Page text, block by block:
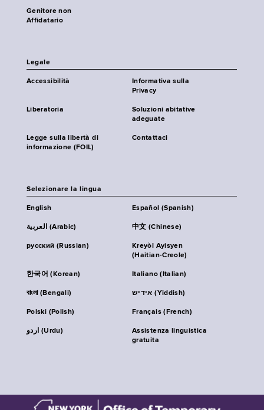
Genitore non
Affidatario
Legale
Accessibilità
Informativa sulla
Privacy
Liberatoria
Soluzioni abitative
adeguate
Legge sulla libertà di
informazione (FOIL)
Contattaci
Selezionare la lingua
English Español (Spanish)
العربية (Arabic) 中文 (Chinese)
русский (Russian)
Kreyòl Ayisyen
(Haitian-Creole)
한국어 (Korean) Italiano (Italian)
বাংলা (Bengali) אידיש (Yiddish)
Polski (Polish) Français (French)
اردو (Urdu)
Assistenza linguistica
gratuita